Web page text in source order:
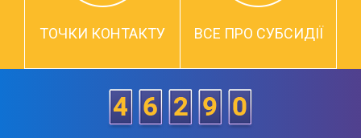
ТОЧКИ КОНТАКТУ ВСЕ ПРО СУБСИДІЇ